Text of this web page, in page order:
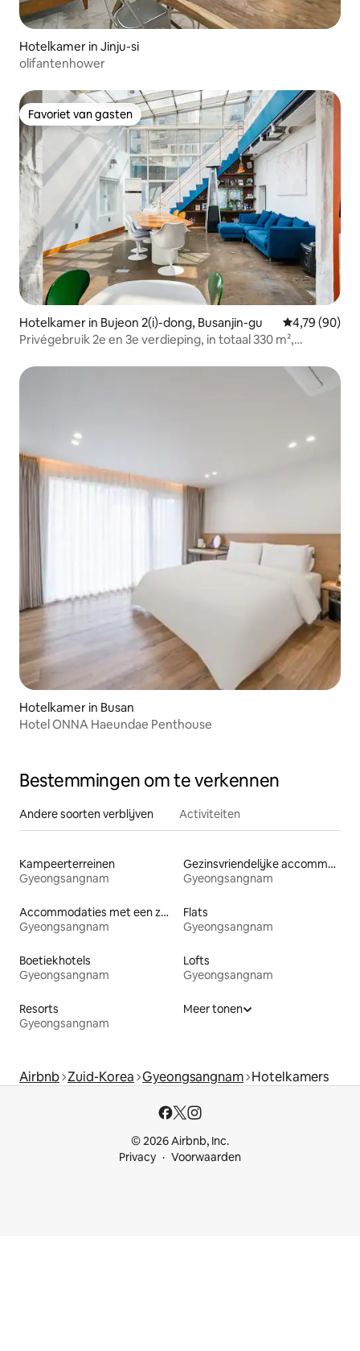
Hotelkamer in Jinju-si
olifantenhower
Favoriet van gasten
Favoriet van gasten
Hotelkamer in Bujeon 2(i)-dong, Busanjin-gu Gemiddelde
4,79 (90)
Privégebruik 2e en 3e verdieping, in totaal 330 m²,
privékamer op de 2e verdieping ♡
Hotelkamer in Busan
Hotel ONNA Haeundae Penthouse
Bestemmingen om te verkennen
Andere soorten verblijven Activiteiten
Kampeerterreinen
Gyeongsangnam
Gezinsvriendelijke accommodaties
Gyeongsangnam
Accommodaties met een zwembad
Gyeongsangnam
Flats
Gyeongsangnam
Boetiekhotels
Gyeongsangnam
Lofts
Gyeongsangnam
Resorts
Gyeongsangnam
Meer tonen
Airbnb Zuid-Korea Gyeongsangnam Hotelkamers
© 2026 Airbnb, Inc.
Privacy
Voorwaarden